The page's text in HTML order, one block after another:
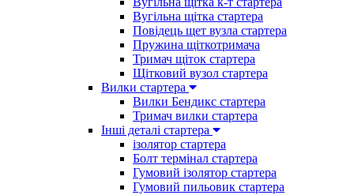
Вугільна щітка стартера
Повідець щет вузла стартера
Пружина щіткотримача
Тримач щіток стартера
Щітковий вузол стартера
Вилки стартера
Вилки Бендикс стартера
Тримач вилки стартера
Інші деталі стартера
ізолятор стартера
Болт термінал стартера
Гумовий ізолятор стартера
Гумовий пильовик стартера